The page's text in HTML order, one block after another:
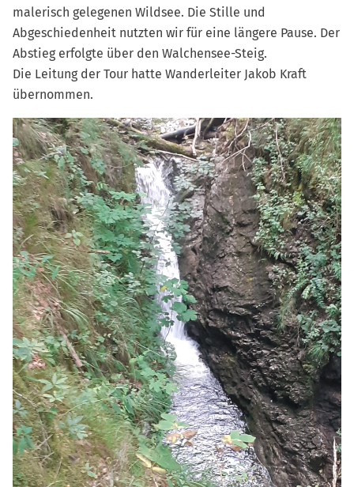
malerisch gelegenen Wildsee. Die Stille und
Abgeschiedenheit nutzten wir für eine längere Pause. Der
Abstieg erfolgte über den Walchensee-Steig.
Die Leitung der Tour hatte Wanderleiter Jakob Kraft
übernommen.